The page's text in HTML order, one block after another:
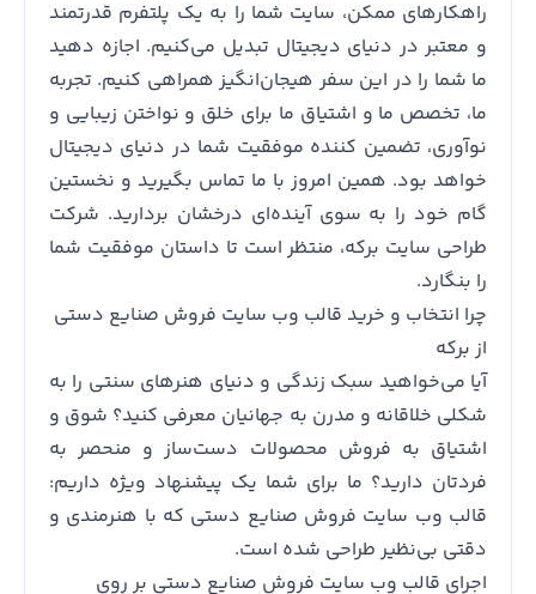
راهکارهای ممکن، سایت شما را به یک پلتفرم قدرتمند
و معتبر در دنیای دیجیتال تبدیل می‌کنیم. اجازه دهید
ما شما را در این سفر هیجان‌انگیز همراهی کنیم. تجربه
ما، تخصص ما و اشتیاق ما برای خلق و نواختن زیبایی و
نوآوری، تضمین کننده موفقیت شما در دنیای دیجیتال
خواهد بود. همین امروز با ما تماس بگیرید و نخستین
گام خود را به سوی آینده‌ای درخشان بردارید. شرکت
طراحی سایت برکه، منتظر است تا داستان موفقیت شما
را بنگارد.
چرا انتخاب و خرید قالب وب سایت فروش صنایع دستی
از برکه
آیا می‌خواهید سبک زندگی و دنیای هنرهای سنتی را به
شکلی خلاقانه و مدرن به جهانیان معرفی کنید؟ شوق و
اشتیاق به فروش محصولات دست‌ساز و منحصر به
فردتان دارید؟ ما برای شما یک پیشنهاد ویژه داریم:
قالب وب سایت فروش صنایع دستی که با هنرمندی و
دقتی بی‌نظیر طراحی شده است.
اجرای قالب وب سایت فروش صنایع دستی بر روی